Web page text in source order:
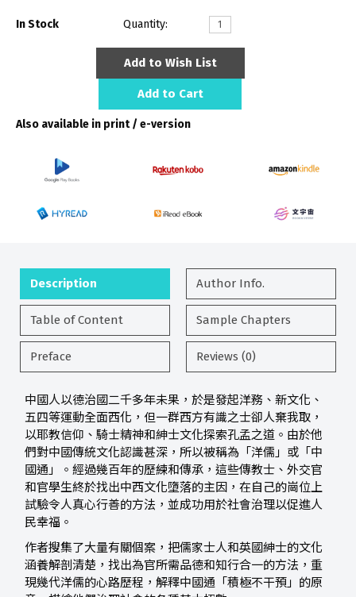
In Stock Quantity:
Add to Wish List
Add to Cart
Also available in print / e-version
Description Author Info.
Table of Content Sample Chapters
Preface Reviews (0)
中國人以德治國二千多年未果，於是發起洋務、新文化、
五四等運動全面西化，但一群西方有識之士卻人棄我取，
以耶教信仰、騎士精神和紳士文化探索孔孟之道。由於他
們對中國傳統文化認識甚深，所以被稱為「洋儒」或「中
國通」。經過幾百年的歷練和傳承，這些傳教士、外交官
和官學生終於找出中西文化墮落的主因，在自己的崗位上
試驗令人真心行善的方法，並成功用於社會治理以促進人
民幸福。
作者搜集了大量有關個案，把儒家士人和英國紳士的文化
涵養解剖清楚，找出為官所需品德和知行合一的方法，重
現幾代洋儒的心路歷程，解釋中國通「積極不干預」的原